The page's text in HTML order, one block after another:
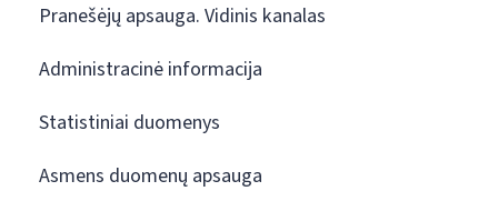
Pranešėjų apsauga. Vidinis kanalas
Administracinė informacija
Statistiniai duomenys
Asmens duomenų apsauga